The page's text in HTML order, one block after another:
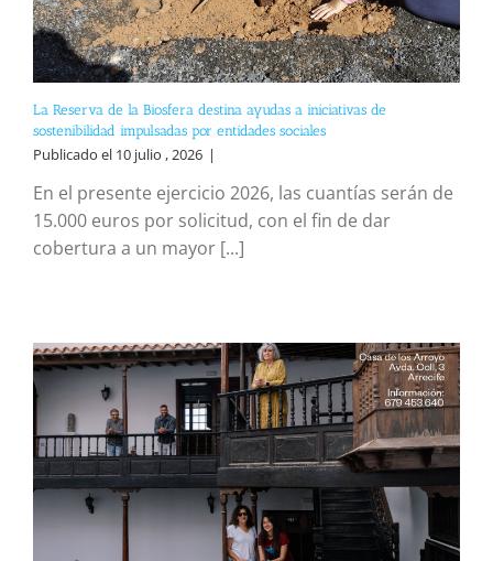
La Reserva de la Biosfera destina ayudas a iniciativas de
sostenibilidad impulsadas por entidades sociales
Publicado el 10 julio , 2026 |
En el presente ejercicio 2026, las cuantías serán de
15.000 euros por solicitud, con el fin de dar
cobertura a un mayor [...]